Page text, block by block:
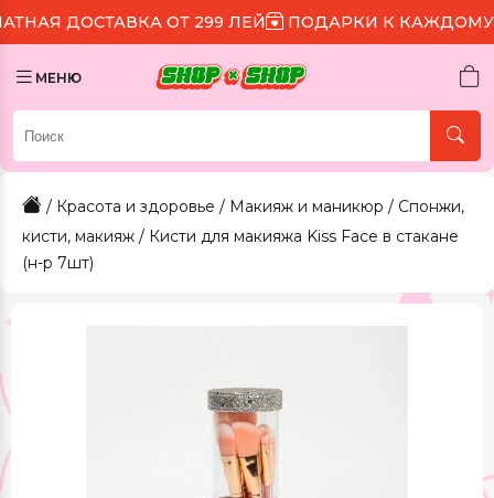
ОТ 299 ЛЕЙ ПОДАРКИ К КАЖДОМУ ЗАКАЗУ
МЕНЮ
/ Красота и здоровье / Макияж и маникюр / Спонжи,
кисти, макияж / Кисти для макияжа Kiss Face в стакане
(н-р 7шт)